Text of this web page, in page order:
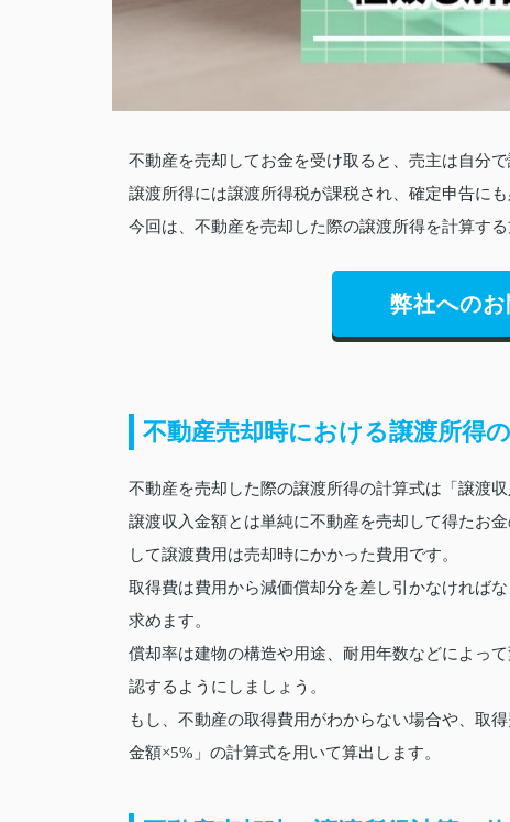
不動産を売却してお金を受け取ると、売主は自分
譲渡所得には譲渡所得税が課税され、確定申告に
今回は、不動産を売却した際の譲渡所得を計算す
弊社への
不動産売却時における譲渡所得
不動産を売却した際の譲渡所得の計算式は「譲渡
譲渡収入金額とは単純に不動産を売却して得たお
して譲渡費用は売却時にかかった費用です。
取得費は費用から減価償却分を差し引かなければ
求めます。
償却率は建物の構造や用途、耐用年数などによっ
認するようにしましょう。
もし、不動産の取得費用がわからない場合や、取
金額×5%」の計算式を用いて算出します。